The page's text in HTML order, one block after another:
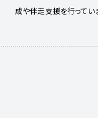
成や伴走支援を行ってい